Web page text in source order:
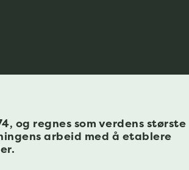
og regnes som verdens største
arbeid med å etablere